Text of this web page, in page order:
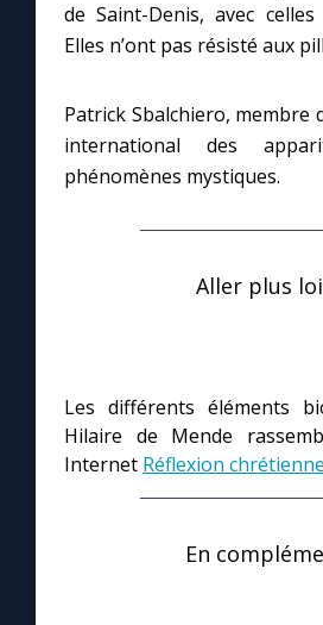
de Saint-Denis, avec
Elles n’ont pas résisté aux
Patrick Sbalchiero, membre
international des
phénomènes mystiques.
Aller plus
Les différents éléments
Hilaire de Mende
Internet Réflexion chrétienne
En